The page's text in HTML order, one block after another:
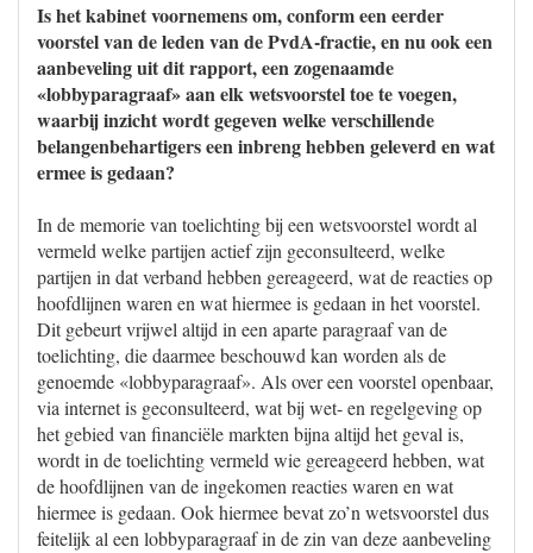
Is het kabinet voornemens om, conform een eerder
voorstel van de leden van de PvdA-fractie, en nu ook een
aanbeveling uit dit rapport, een zogenaamde
«lobbyparagraaf» aan elk wetsvoorstel toe te voegen,
waarbij inzicht wordt gegeven welke verschillende
belangenbehartigers een inbreng hebben geleverd en wat
ermee is gedaan?
In de memorie van toelichting bij een wetsvoorstel wordt al
vermeld welke partijen actief zijn geconsulteerd, welke
partijen in dat verband hebben gereageerd, wat de reacties op
hoofdlijnen waren en wat hiermee is gedaan in het voorstel.
Dit gebeurt vrijwel altijd in een aparte paragraaf van de
toelichting, die daarmee beschouwd kan worden als de
genoemde «lobbyparagraaf». Als over een voorstel openbaar,
via internet is geconsulteerd, wat bij wet- en regelgeving op
het gebied van financiële markten bijna altijd het geval is,
wordt in de toelichting vermeld wie gereageerd hebben, wat
de hoofdlijnen van de ingekomen reacties waren en wat
hiermee is gedaan. Ook hiermee bevat zo’n wetsvoorstel dus
feitelijk al een lobbyparagraaf in de zin van deze aanbeveling